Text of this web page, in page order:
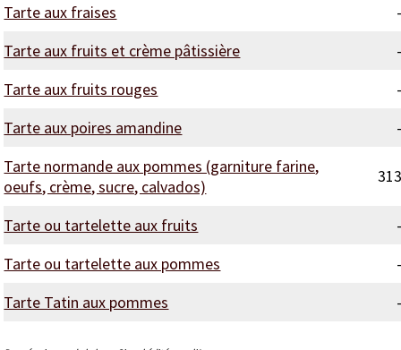
Tarte aux fraises
-
Tarte aux fruits et crème pâtissière
-
Tarte aux fruits rouges
-
Tarte aux poires amandine
-
Tarte normande aux pommes (garniture farine,
oeufs, crème, sucre, calvados)
313
Tarte ou tartelette aux fruits
-
Tarte ou tartelette aux pommes
-
Tarte Tatin aux pommes
-